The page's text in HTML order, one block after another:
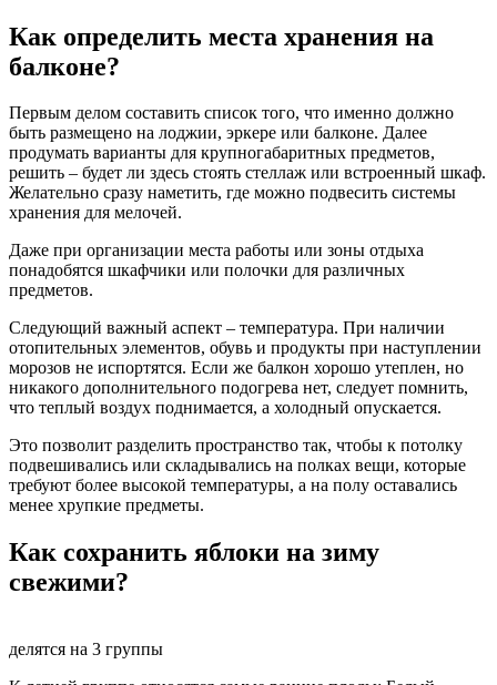
Как определить места хранения на
балконе?
Первым делом составить список того, что именно должно
быть размещено на лоджии, эркере или балконе. Далее
продумать варианты для крупногабаритных предметов,
решить – будет ли здесь стоять стеллаж или встроенный шкаф.
Желательно сразу наметить, где можно подвесить системы
хранения для мелочей.
Даже при организации места работы или зоны отдыха
понадобятся шкафчики или полочки для различных
предметов.
Следующий важный аспект – температура. При наличии
отопительных элементов, обувь и продукты при наступлении
морозов не испортятся. Если же балкон хорошо утеплен, но
никакого дополнительного подогрева нет, следует помнить,
что теплый воздух поднимается, а холодный опускается.
Это позволит разделить пространство так, чтобы к потолку
подвешивались или складывались на полках вещи, которые
требуют более высокой температуры, а на полу оставались
менее хрупкие предметы.
Как сохранить яблоки на зиму
свежими?
делятся на 3 группы